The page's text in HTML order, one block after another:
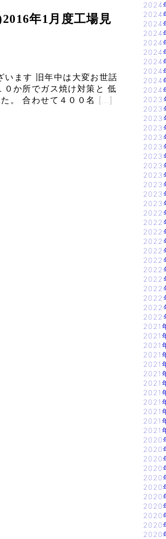
年1月度工場見
ます 旧年中は大変お世話
か所でガス焼け対策と 低
。 合わせて４００名 […]
2024
2024
2024
2024
2024
2024
2024
2024
2024
2024
2023
2023
2023
2023
2023
2023
2023
2023
2023
2023
2023
2023
2022
2022
2022
2022
2022
2022
2022
2022
2022
2022
2022
2022
2021
2021
2021
2021
2021
2021
2021
2021
2021
2021
2021
2021
2020
2020
2020
2020
2020
2020
2020
2020
2020
2020
2020